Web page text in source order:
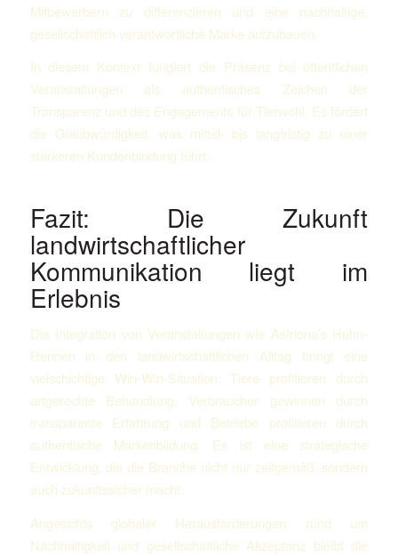
Mitbewerbern zu differenzieren und eine nachhaltige,
gesellschaftlich verantwortliche Marke aufzubauen.
In diesem Kontext fungiert die Präsenz bei öffentlichen
Veranstaltungen als authentisches Zeichen der
Transparenz und des Engagements für Tierwohl. Es fördert
die Glaubwürdigkeit, was mittel- bis langfristig zu einer
stärkeren Kundenbindung führt.
Fazit: Die Zukunft
landwirtschaftlicher
Kommunikation liegt im
Erlebnis
Die Integration von Veranstaltungen wie Astriona’s Huhn-
Rennen in den landwirtschaftlichen Alltag bringt eine
vielschichtige Win-Win-Situation: Tiere profitieren durch
artgerechte Behandlung, Verbraucher gewinnen durch
transparente Erfahrung und Betriebe profitieren durch
authentische Markenbildung. Es ist eine strategische
Entwicklung, die die Branche nicht nur zeitgemäß, sondern
auch zukunftssicher macht.
Angesichts globaler Herausforderungen rund um
Nachhaltigkeit und gesellschaftliche Akzeptanz bleibt die